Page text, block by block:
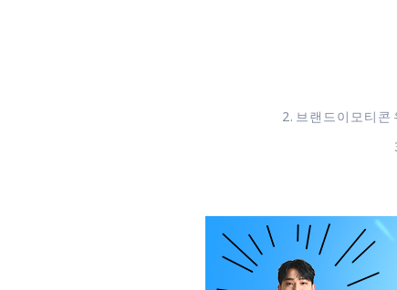
2. 브랜드이모티콘